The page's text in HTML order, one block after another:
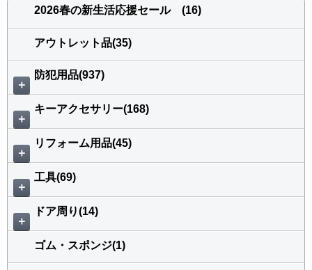
2026春の新生活応援セール (16)
アウトレット品(35)
＋
防犯用品(937)
＋
キーアクセサリー(168)
＋
リフォーム用品(45)
＋
工具(69)
＋
ドア周り(14)
ゴム・スポンジ(1)